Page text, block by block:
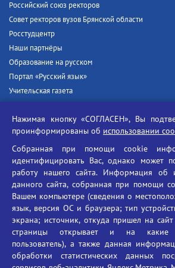
Российский союз ректоров
Совет ректоров вузов Брянской области
Росстудцентр
Наши партнёры
Образование на русском
Портал «Русский язык»
Учительская газета
Единый портал государственных услуг
Противодействие угрозам информационной
Социальные ролики - Генеральная прокуратура РФ
Противодействие коррупции
БГУ против наркотиков
Брянский государственный
имени академика И.Г.
Время работы: пн-пт 09:00-
Нажимая кнопку «СОГЛАСЕН», Вы
проинформированы об использовании
Собранная при помощи cookie
идентифицировать Вас, однако может
работу нашего сайта. Информация об
данного сайта, собранная при помощи
Вашем компьютере (сведения о
язык, версия ОС и браузера; тип
экрана; источник, откуда пришел на
страницы открывает и на какие
пользователь), а также данная
обработки статистических данных